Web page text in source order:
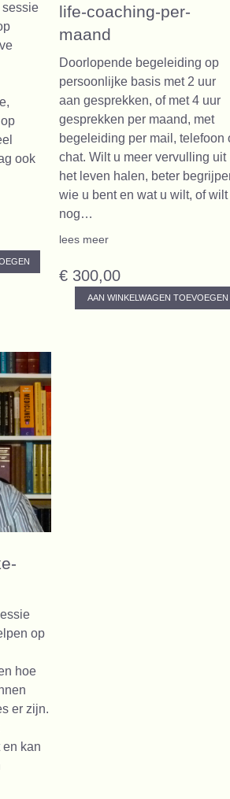
sessie
ook
life-coaching-per-
maand
Doorlopende begeleiding op
persoonlijke basis met 2 uur
aan gesprekken, of met 4 uur
gesprekken per maand, met
begeleiding per mail, telefoon
chat. Wilt u meer vervulling uit
het leven halen, beter
wie u bent en wat u wilt, of wilt
nog…
lees meer
€ 300,00
AAN WINKELWAGEN TOEVOEGEN
op
hoe
er zijn.
en kan